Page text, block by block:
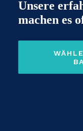
Unsere
machen es